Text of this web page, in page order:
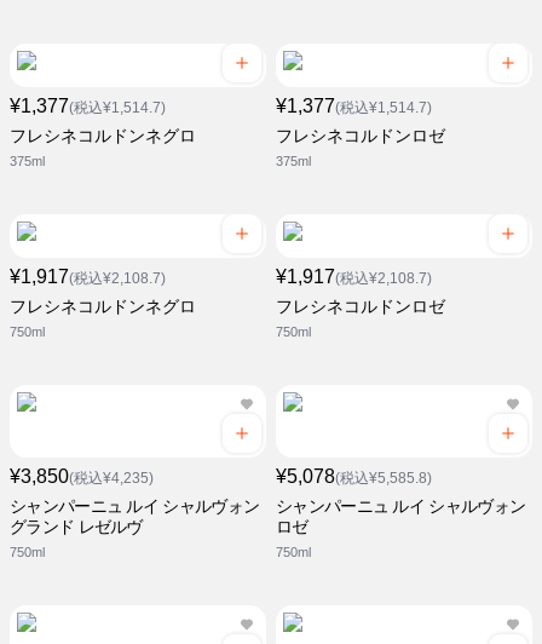
¥1,377(税込¥1,514.7)
フレシネコルドンネグロ
375ml
¥1,377(税込¥1,514.7)
フレシネコルドンロゼ
375ml
¥1,917(税込¥2,108.7)
フレシネコルドンネグロ
750ml
¥1,917(税込¥2,108.7)
フレシネコルドンロゼ
750ml
¥3,850(税込¥4,235)
シャンパーニュ ルイ シャルヴォン
グランド レゼルヴ
750ml
¥5,078(税込¥5,585.8)
シャンパーニュ ルイ シャルヴォン
ロゼ
750ml